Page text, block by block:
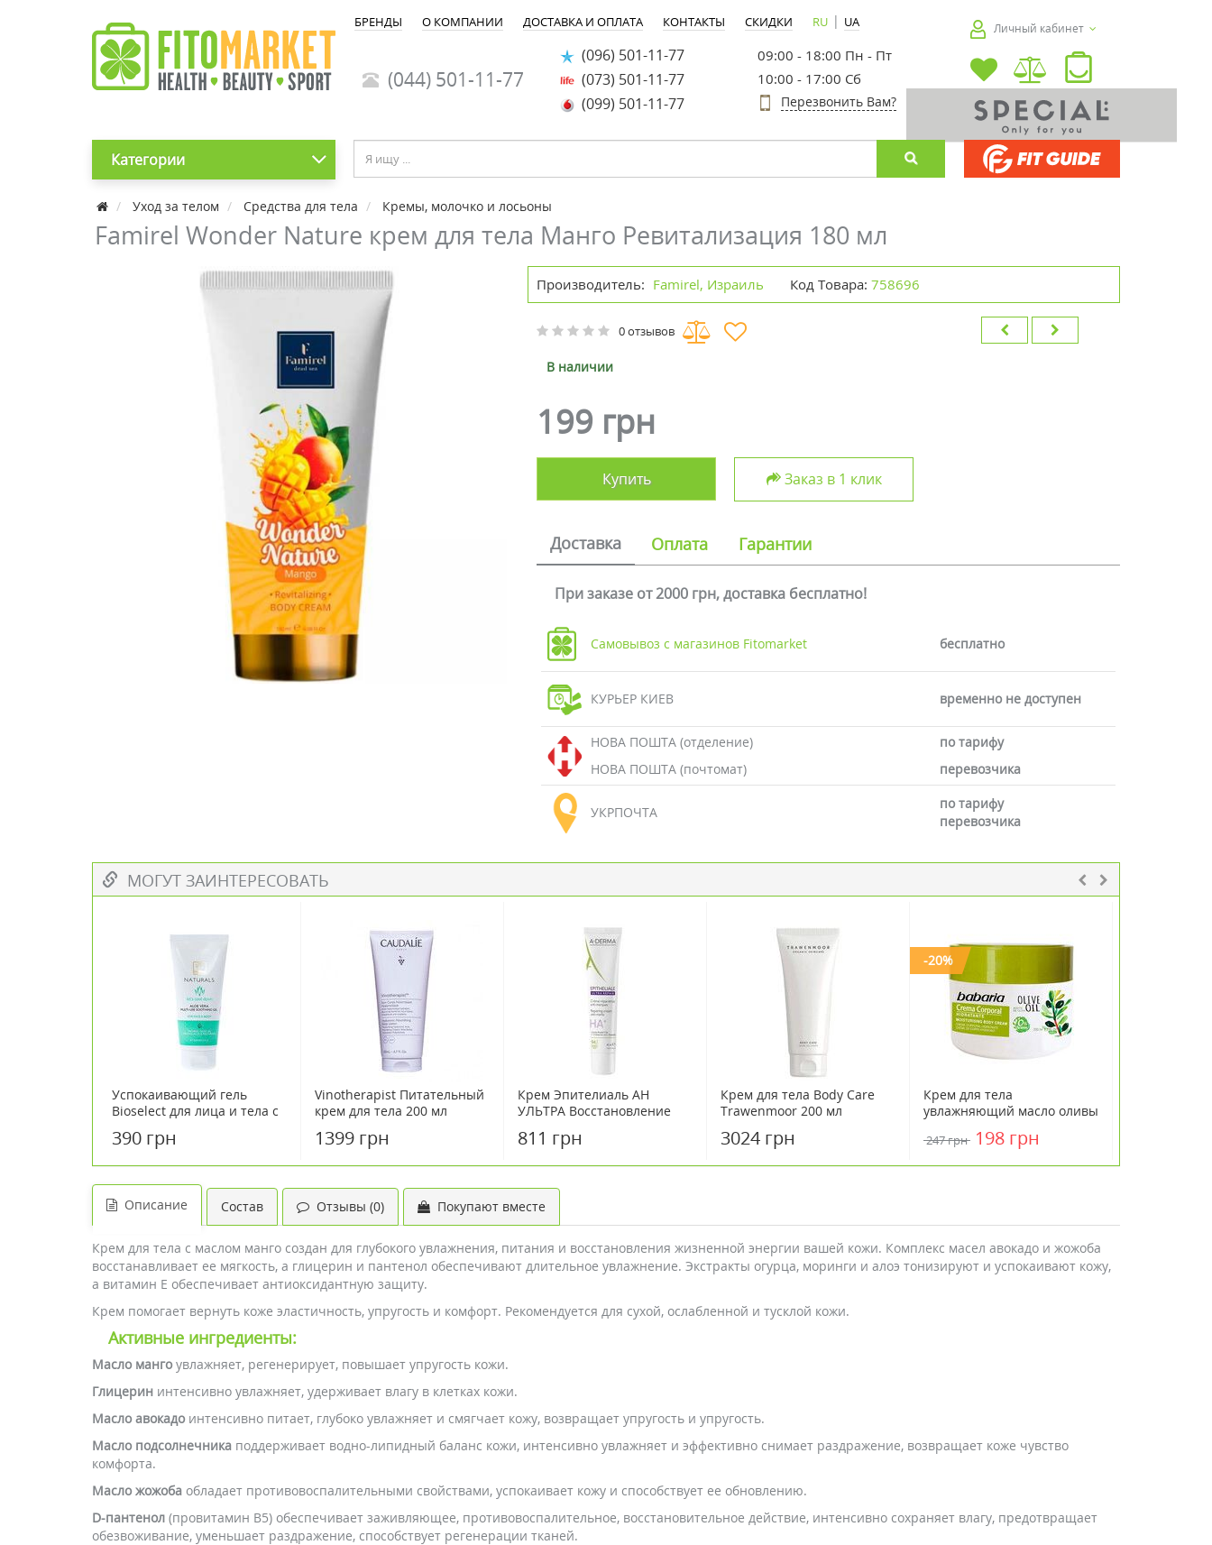
БРЕНДЫ О КОМПАНИИ ДОСТАВКА И ОПЛАТА КОНТАКТЫ СКИДКИ RU | UA
(044) 501-11-77
(096) 501-11-77
(073) 501-11-77
(099) 501-11-77
09:00 - 18:00 Пн - Пт
10:00 - 17:00 Сб
Перезвонить Вам?
Личный кабинет
Категории
Уход за телом Средства для тела Кремы, молочко и лосьоны
Famirel Wonder Nature крем для тела Манго Ревитализация 180 мл
Производитель: Famirel, Израиль Код Товара: 758696
0 отзывов
В наличии
199 грн
Купить Заказ в 1 клик
Доставка Оплата Гарантии
При заказе от 2000 грн, доставка бесплатно!
Самовывоз с магазинов Fitomarket бесплатно
КУРЬЕР КИЕВ временно не доступен
НОВА ПОШТА (отделение)
по тарифу
НОВА ПОШТА (почтомат)
перевозчика
УКРПОЧТА
по тарифу
перевозчика
МОГУТ ЗАИНТЕРЕСОВАТЬ
Успокаивающий гель
Bioselect для лица и тела с
390 грн
Vinotherapist Питательный
крем для тела 200 мл
1399 грн
Крем Эпителиаль АН
УЛЬТРА Восстановление
Derma 40 мл
811 грн
Крем для тела Body Care
Trawenmoor 200 мл
3024 грн
-20%
Крем для тела
увлажняющий масло оливы
247 грн 198 грн
Описание Состав Отзывы (0) Покупают вместе
Крем для тела с маслом манго создан для глубокого увлажнения, питания и восстановления жизненной энергии вашей кожи. Комплекс масел авокадо и жожоба
восстанавливает ее мягкость, а глицерин и пантенол обеспечивают длительное увлажнение. Экстракты огурца, моринги и алоэ тонизируют и успокаивают кожу,
а витамин E обеспечивает антиоксидантную защиту.
Крем помогает вернуть коже эластичность, упругость и комфорт. Рекомендуется для сухой, ослабленной и тусклой кожи.
Активные ингредиенты:
Масло мангоувлажняет, регенерирует, повышает упругость кожи.
Глицерин интенсивно увлажняет, удерживает влагу в клетках кожи.
Масло авокадоинтенсивно питает, глубоко увлажняет и смягчает кожу, возвращает упругость и упругость.
Масло подсолнечника поддерживает водно-липидный баланс кожи, интенсивно увлажняет и эффективно снимает раздражение, возвращает коже чувство
комфорта.
Масло жожоба обладает противовоспалительными свойствами, успокаивает кожу и способствует ее обновлению.
D-пантенол (провитамин В5) обеспечивает заживляющее, противовоспалительное, восстановительное действие, интенсивно сохраняет влагу, предотвращает
обезвоживание, уменьшает раздражение, способствует регенерации тканей.